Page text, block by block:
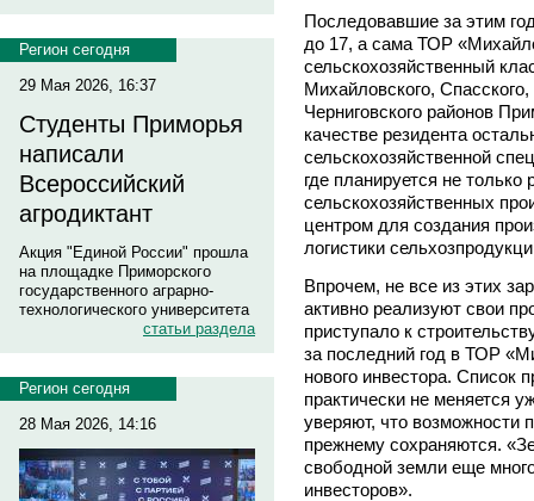
Регион сегодня
29 Мая 2026, 16:37
Студенты Приморья
написали
Всероссийский
агродиктант
Акция "Единой России" прошла
на площадке Приморского
государственного аграрно-
технологического университета
статьи раздела
Регион сегодня
28 Мая 2026, 14:16
Последовавшие за этим
до 17, а сама ТОР
сельскохозяйственный
Михайловского,
Черниговского районов
качестве резидента
сельскохозяйственной
где планируется не
сельскохозяйственных
центром для создания
логистики
Впрочем, не все из этих
активно реализуют свои
приступало к
за последний год в ТОР
нового инвестора. Список
практически не меняется
уверяют, что возможности
прежнему сохраняются.
свободной земли еще
инвесторов».